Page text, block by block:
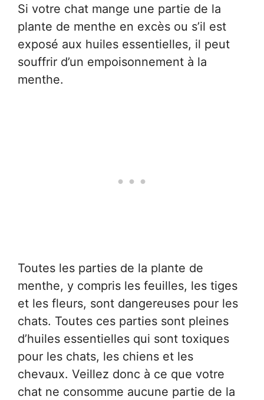
Si votre chat mange une partie de la
plante de menthe en excès ou s’il est
exposé aux huiles essentielles, il peut
souffrir d’un empoisonnement à la
menthe.
Toutes les parties de la plante de
menthe, y compris les feuilles, les tiges
et les fleurs, sont dangereuses pour les
chats. Toutes ces parties sont pleines
d’huiles essentielles qui sont toxiques
pour les chats, les chiens et les
chevaux. Veillez donc à ce que votre
chat ne consomme aucune partie de la